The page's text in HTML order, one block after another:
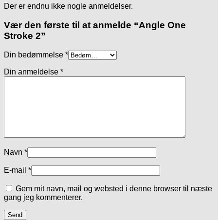
Der er endnu ikke nogle anmeldelser.
Vær den første til at anmelde “Angle One
Stroke 2”
Din bedømmelse *
Din anmeldelse *
Navn *
E-mail *
Gem mit navn, mail og websted i denne browser til næste
gang jeg kommenterer.